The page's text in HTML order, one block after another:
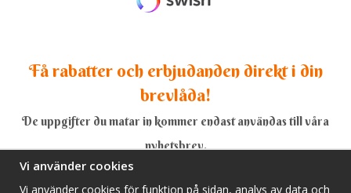
Få rabatter och erbjudanden direkt i din
brevlåda!
De uppgifter du matar in kommer endast användas till våra
nyhetsbrev.
Vi använder cookies
Vi använder cookies för funktion på sidan, analys av data och